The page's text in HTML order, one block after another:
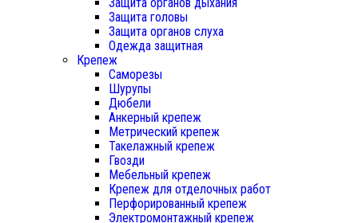
Защита головы
Защита органов слуха
Одежда защитная
Крепеж
Саморезы
Шурупы
Дюбели
Анкерный крепеж
Метрический крепеж
Такелажный крепеж
Гвозди
Мебельный крепеж
Крепеж для отделочных работ
Перфорированный крепеж
Электромонтажный крепеж